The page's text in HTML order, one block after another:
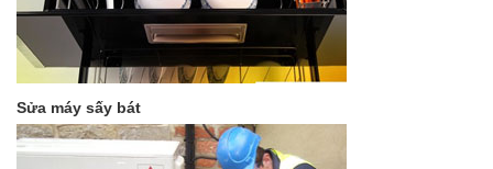
Sửa máy sấy bát